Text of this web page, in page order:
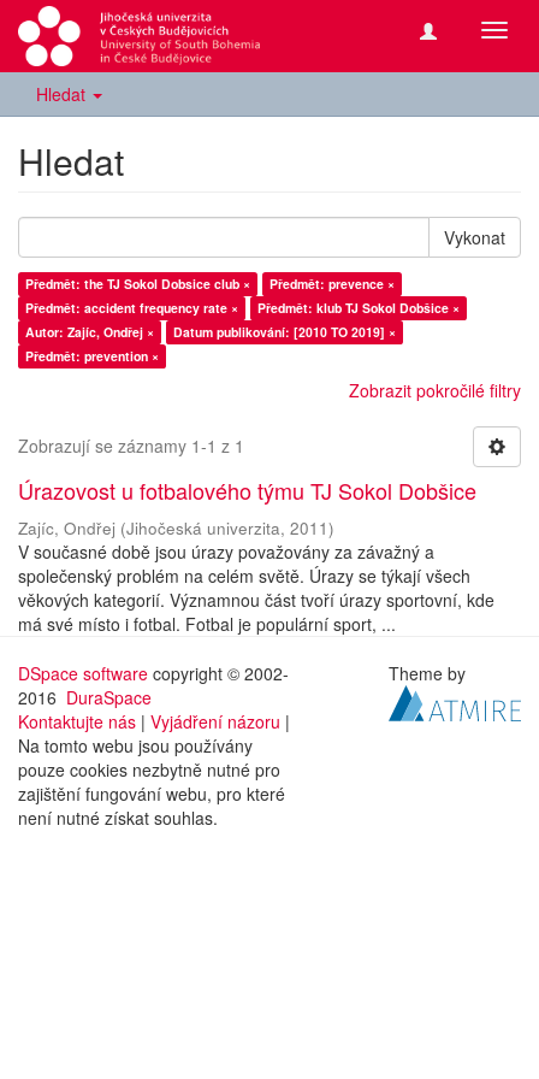
Hledat
Hledat
Vykonat
Předmět: the TJ Sokol Dobsice club ×
Předmět: prevence ×
Předmět: accident frequency rate ×
Předmět: klub TJ Sokol Dobšice ×
Autor: Zajíc, Ondřej ×
Datum publikování: [2010 TO 2019] ×
Předmět: prevention ×
Zobrazit pokročilé filtry
Zobrazují se záznamy 1-1 z 1
Úrazovost u fotbalového týmu TJ Sokol Dobšice
Zajíc, Ondřej (Jihočeská univerzita, 2011)
V současné době jsou úrazy považovány za závažný a
společenský problém na celém světě. Úrazy se týkají všech
věkových kategorií. Významnou část tvoří úrazy sportovní, kde
má své místo i fotbal. Fotbal je populární sport, ...
DSpace software copyright © 2002-
2016 DuraSpace
Kontaktujte nás | Vyjádření názoru |
Na tomto webu jsou používány
pouze cookies nezbytně nutné pro
zajištění fungování webu, pro které
není nutné získat souhlas.
Theme by